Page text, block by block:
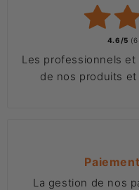
4.6/5
Les professionnels
de nos produits
La gestion de nos